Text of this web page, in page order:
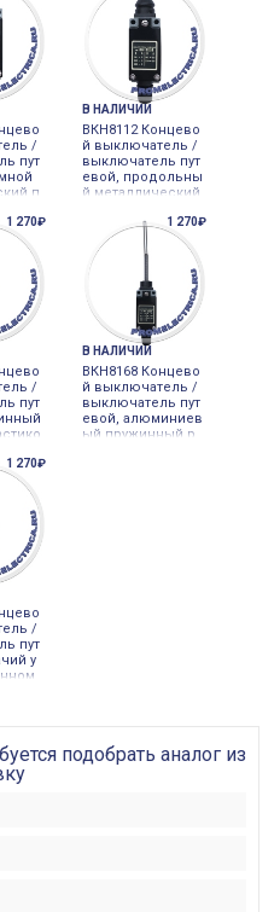
/
пут
п
В НАЛИЧИИ
ВКН8112 Концево
й выключатель /
выключатель пут
евой, продольны
й металлический
1 270₽
/
пут
1 270₽
В НАЛИЧИИ
ВКН8168 Концево
й выключатель /
выключатель пут
евой, алюминиев
ый пружинный р
1 270₽
/
пут
у
подобрать аналог из